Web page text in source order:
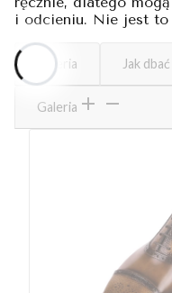
i odcieniu. Nie jest to
Galeria Jak
Galeria